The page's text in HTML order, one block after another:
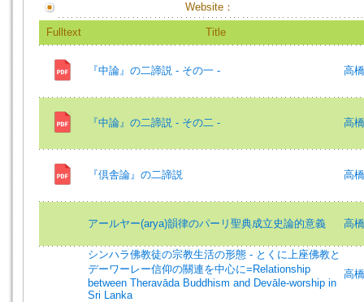
Website：
Fulltext Title
『中論』の二諦説 - その一 - 高
『中論』の二諦説 - その二 - 高
『倶舎論』の二諦説 高
アールヤー(arya)韻律のパーリ聖典成立史論的意義 高
シンハラ佛教徒の宗教生活の形態 - とくに上座佛教と
デーワーレー信仰の關連を中心に=Relationship
between Theravāda Buddhism and Devāle-worship in
Sri Lanka
高